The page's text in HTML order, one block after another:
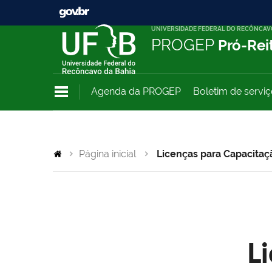
UNIVERSIDADE FEDERAL DO
PROGEP Pró-
Agenda da PROGEP Boletim de
Página inicial Licenças para